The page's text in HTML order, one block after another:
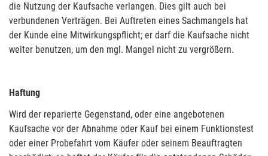
die Nutzung der Kaufsache verlangen. Dies gilt auch bei
verbundenen Verträgen. Bei Auftreten eines Sachmangels hat
der Kunde eine Mitwirkungspflicht; er darf die Kaufsache nicht
weiter benutzen, um den mgl. Mangel nicht zu vergrößern.
Haftung
Wird der reparierte Gegenstand, oder eine angebotenen
Kaufsache vor der Abnahme oder Kauf bei einem Funktionstest
oder einer Probefahrt vom Käufer oder seinem Beauftragten